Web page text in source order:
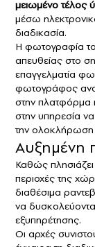
μειωμένο
μέσω
διαδικασία.
Η φωτογραφία
απευθείας στο
επαγγελματία
φωτογράφος
στην πλατφόρμα
στην υπηρεσία
την ολοκλήρωση
Αυξημένη
Καθώς
περιοχές της
διαθέσιμα
να
εξυπηρέτησης.
Οι αρχές